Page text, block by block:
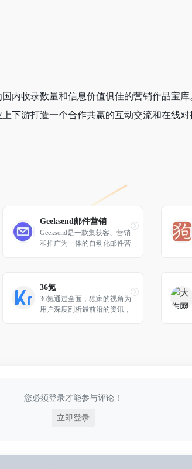
内收录数量和信息价值俱佳的营销作品宝
下游打造一个合作共赢的互动交流和在线对
Geeksend邮件营销
Geeksend是一款集获客、营销
和推广为一体的自动化邮件营
36氪
36氪通过全面，独家的视角为
用户深度剖析最前沿的资讯，
您必须登录才能参与评论！
立即登录